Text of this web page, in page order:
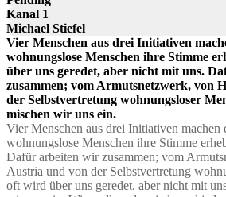
Kanal 1
Michael Stiefel
Vier Menschen aus drei Initiativen
wohnungslose Menschen ihre Stimme
über uns geredet, aber nicht mit uns.
zusammen; vom Armutsnetzwerk, von
der Selbstvertretung wohnungsloser
mischen wir uns ein.
Vier Menschen aus drei Initiativen machen
wohnungslose Menschen ihre Stimme
Dafür arbeiten wir zusammen; vom
Austria und von der Selbstvertretung
oft wird über uns geredet, aber nicht mit